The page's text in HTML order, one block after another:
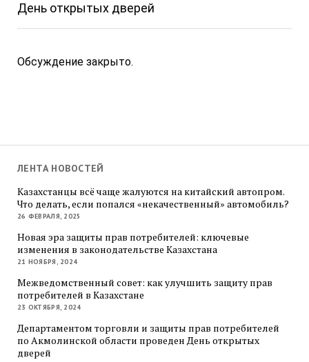
День открытых дверей
Обсуждение закрыто.
ЛЕНТА НОВОСТЕЙ
Казахстанцы всё чаще жалуются на китайский автопром.
Что делать, если попался «некачественный» автомобиль?
26 ФЕВРАЛЯ, 2025
Новая эра защиты прав потребителей: ключевые
изменения в законодательстве Казахстана
21 НОЯБРЯ, 2024
Межведомственный совет: как улучшить защиту прав
потребителей в Казахстане
23 ОКТЯБРЯ, 2024
Департаментом торговли и защиты прав потребителей
по Акмолинской области проведен День открытых
дверей